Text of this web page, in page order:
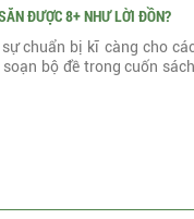
ĐƯỢC 8+ NHƯ LỜI ĐỒN?
chuẩn bị kĩ càng cho
bộ đề trong cuốn